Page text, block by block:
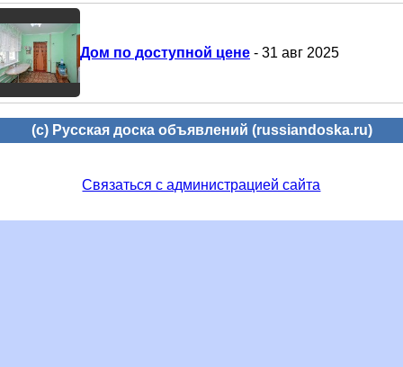
Дом по доступной цене - 31 авг 2025
(c) Русская доска объявлений (russiandoska.ru)
Связаться с администрацией сайта